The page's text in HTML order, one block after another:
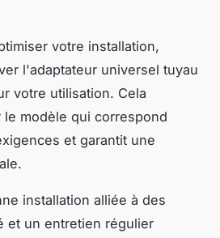
votre installation,
l'adaptateur universel tuyau
votre utilisation. Cela
modèle qui correspond
et garantit une
installation alliée à des
et un entretien régulier